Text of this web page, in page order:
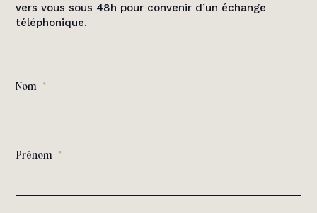
vers vous sous 48h pour convenir d’un échange
téléphonique.
Nom
Prénom